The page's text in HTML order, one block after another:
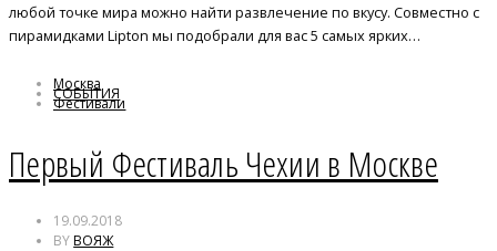
любой точке мира можно найти развлечение по вкусу. Совместно с
пирамидками Lipton мы подобрали для вас 5 самых ярких…
СОБЫТИЯ
Москва
Фестивали
Первый Фестиваль Чехии в Москве
19.09.2018
BYВОЯЖ